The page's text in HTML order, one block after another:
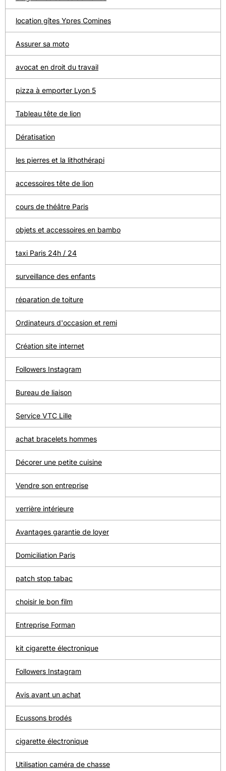
location gîtes Ypres Comines
Assurer sa moto
avocat en droit du travail
pizza à emporter Lyon 5
Tableau tête de lion
Dératisation
les pierres et la lithothérapi
accessoires tête de lion
cours de théâtre Paris
objets et accessoires en bambo
taxi Paris 24h / 24
surveillance des enfants
réparation de toiture
Ordinateurs d'occasion et remi
Création site internet
Followers Instagram
Bureau de liaison
Service VTC Lille
achat bracelets hommes
Décorer une petite cuisine
Vendre son entreprise
verrière intérieure
Avantages garantie de loyer
Domiciliation Paris
patch stop tabac
choisir le bon film
Entreprise Forman
kit cigarette électronique
Followers Instagram
Avis avant un achat
Ecussons brodés
cigarette électronique
Utilisation caméra de chasse